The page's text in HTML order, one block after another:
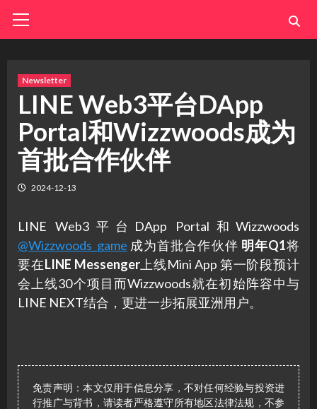
Menu
Newsletter
LINE Web3平台DApp
Portal和Wizzwoods成为
首批合作伙伴
2024-12-13
LINE Web3平台DApp Portal和Wizzwoods
@Wizzwoods_game 成为首批合作伙伴 明年Q1将
要在LINE Messenger上线Mini App 第一阶段预计
会上线30个项目而Wizzwoods就在初始阵容中与
LINE NEXT结合，更进一步拓展亚洲用户。
免责声明：本文仅用于信息分享，不对任何经验与投资进
行推广与背书，请读者严格遵守所有地区法律法规，不参